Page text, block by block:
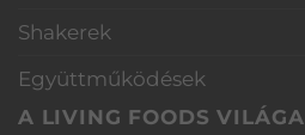
Shakerek
Együttműködések
A LIVING FOODS VILÁGA